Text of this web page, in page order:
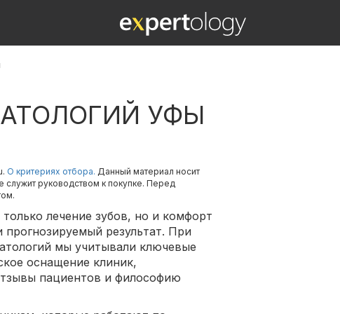
УФЫ
О критериях отбора. Данный материал носит
служит руководством к покупке. Перед
лечение зубов, но и комфорт
результат. При
мы учитывали ключевые
оснащение клиник,
пациентов и философию